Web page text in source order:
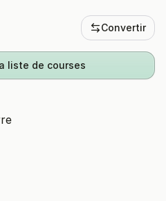
Convertir
liste de courses